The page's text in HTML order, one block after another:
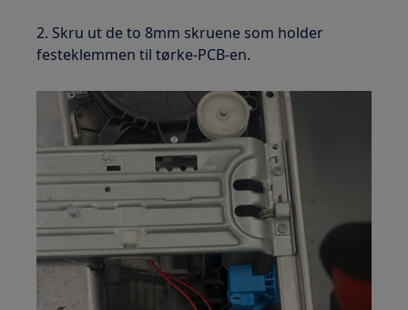
2. Skru ut de to 8mm skruene som holder
festeklemmen til tørke-PCB-en.